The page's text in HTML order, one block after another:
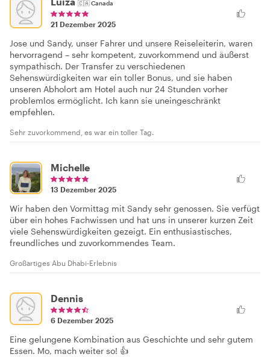
🇨🇦Canada
21 Dezember 2025
Jose und Sandy, unser Fahrer und unsere Reiseleiterin, waren
hervorragend – sehr kompetent, zuvorkommend und äußerst
sympathisch. Der Transfer zu verschiedenen
Sehenswürdigkeiten war ein toller Bonus, und sie haben
unseren Abholort am Hotel auch nur 24 Stunden vorher
problemlos ermöglicht. Ich kann sie uneingeschränkt
empfehlen.
Sehr zuvorkommend, es war ein toller Tag.
Michelle
13 Dezember 2025
Wir haben den Vormittag mit Sandy sehr genossen. Sie verfügt
über ein hohes Fachwissen und hat uns in unserer kurzen Zeit
viele Sehenswürdigkeiten gezeigt. Ein enthusiastisches,
freundliches und zuvorkommendes Team.
Großartiges Abu Dhabi-Erlebnis
Dennis
6 Dezember 2025
Eine gelungene Kombination aus Geschichte und sehr gutem
Essen. Mo, mach weiter so! 👍